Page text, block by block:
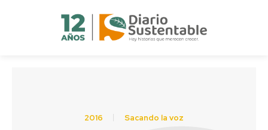
2016 Sacando la voz